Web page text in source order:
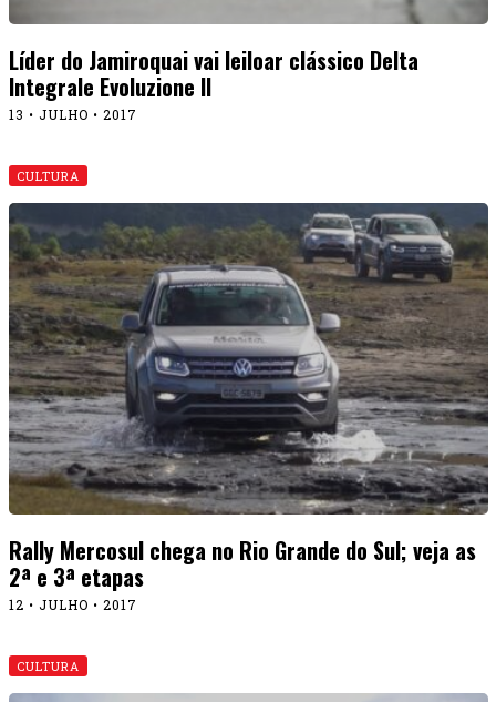
Líder do Jamiroquai vai leiloar clássico Delta
Integrale Evoluzione II
13 • JULHO • 2017
CULTURA
Rally Mercosul chega no Rio Grande do Sul; veja as
2ª e 3ª etapas
12 • JULHO • 2017
CULTURA